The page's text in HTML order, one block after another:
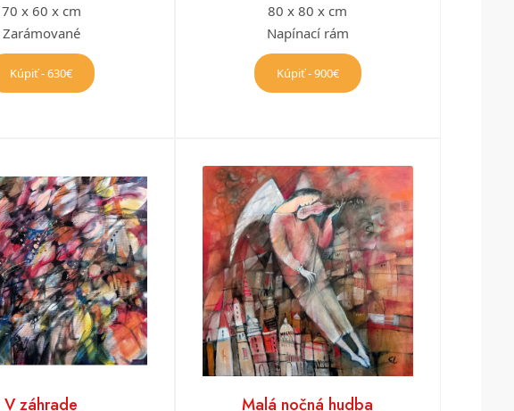
70 x 60 x cm
Zarámované
Kúpiť - 630€
80 x 80 x cm
Napínací rám
Kúpiť - 900€
V záhrade Malá nočná hudba